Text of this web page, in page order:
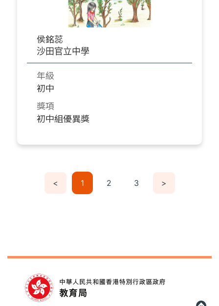
侯銘蕊
沙田官立中學
年級
初中
獎項
初中組優異獎
< 1 2 3 >